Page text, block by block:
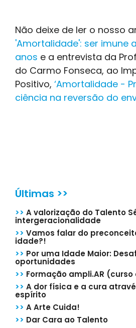
Não deixe de ler o nosso
'Amortalidade': ser imune
anos e a entrevista da
do Carmo Fonseca, ao
Positivo, ‘Amortalidade -
ciência na reversão do
Últimas >>
>> A valorização do Talento
intergeracionalidade
>> Vamos falar do
idade?!
>> Por uma Idade Maior:
oportunidades
>> Formação ampli.AR (curso
>> A dor física e a cura
espírito
>> A Arte Cuida!
>> Dar Cara ao Talento